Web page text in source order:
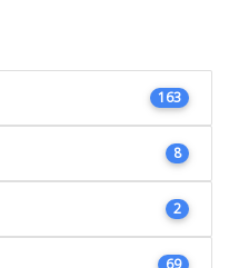
163
8
2
69